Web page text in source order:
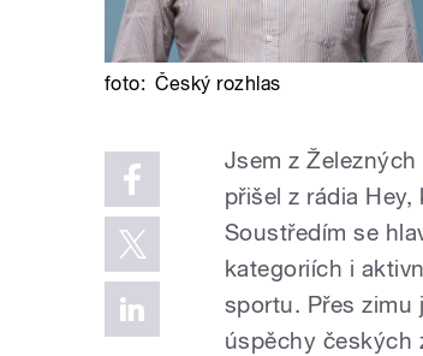
foto: Český rozhlas
Jsem z
přišel z rádia
Soustředím se
kategoriích i
sportu. Přes zimu
úspěchy českých